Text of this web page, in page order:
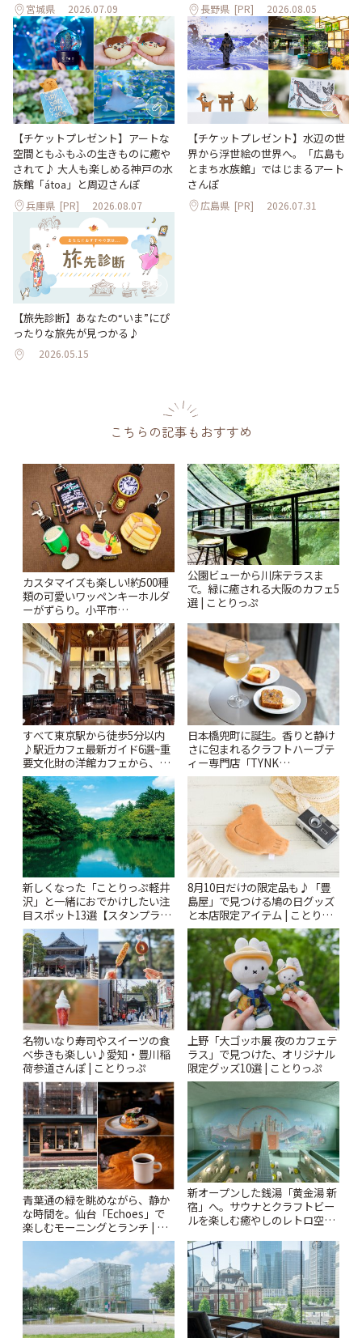
宮城県 2026.07.09 長野県 [PR] 2026.08.05
【チケットプレゼント】アートな
空間ともふもふの生きものに癒や
されて♪ 大人も楽しめる神戸の水
族館「átoa」と周辺さんぽ
兵庫県 [PR] 2026.08.07
【チケットプレゼント】水辺の世
界から浮世絵の世界へ。「広島も
とまち水族館」ではじまるアート
さんぽ
広島県 [PR] 2026.07.31
【旅先診断】あなたの“いま”にぴ
ったりな旅先が見つかる♪
2026.05.15
こちらの記事もおすすめ
カスタマイズも楽しい!約500種
類の可愛いワッペンキーホルダ
ーがずらり。小平市
「Kimamaya T&K」 | ことりっ
ぷ
公園ビューから川床テラスま
で。緑に癒される大阪のカフェ5
選 | ことりっぷ
すべて東京駅から徒歩5分以内
♪駅近カフェ最新ガイド6選~重
要文化財の洋館カフェから、改
札すぐのレトロ喫茶まで~ | こと
りっぷ
日本橋兜町に誕生。香りと静け
さに包まれるクラフトハーブテ
ィー専門店「TYNK
Kabutocho」 | ことりっぷ
新しくなった「ことりっぷ軽井
沢」と一緒におでかけしたい注
目スポット13選【スタンプラリ
ー開催中】 | ことりっぷ
8月10日だけの限定品も♪「豊
島屋」で見つける鳩の日グッズ
と本店限定アイテム | ことりっ
ぷ
名物いなり寿司やスイーツの食
べ歩きも楽しい♪愛知・豊川稲
荷参道さんぽ | ことりっぷ
上野「大ゴッホ展 夜のカフェテ
ラス」で見つけた、オリジナル
限定グッズ10選 | ことりっぷ
青葉通の緑を眺めながら、静か
な時間を。仙台「Echoes」で
楽しむモーニングとランチ | こ
とりっぷ
新オープンした銭湯「黄金湯 新
宿」へ。サウナとクラフトビー
ルを楽しむ癒やしのレトロ空間